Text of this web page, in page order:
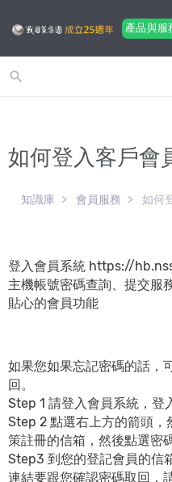
產品與服
search
如何登入客戶會
知識庫 會員服務 如何
登入會員系統 https://
主機帳號密碼查詢、提交服
貼心的會員功能
如果您如果忘記密碼的話，
回。
Step 1 請登入會員系統，
Step 2 點選右上方的箭頭
策註冊的信箱，然後點選密
Step3 到您的登記會員的信
連結要跟您確認密碼取回，